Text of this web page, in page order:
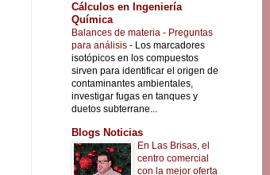
Cálculos en Ingeniería
Química
Balances de materia - Preguntas
para análisis - Los marcadores
isotópicos en los compuestos
sirven para identificar el origen de
contaminantes ambientales,
investigar fugas en tanques y
duetos subterrane...
Blogs Noticias
En Las Brisas, el
centro comercial
con la mejor oferta